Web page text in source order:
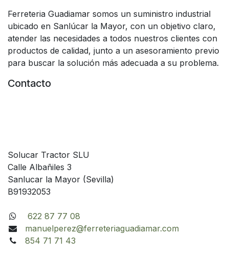
Ferreteria Guadiamar somos un suministro industrial
ubicado en Sanlúcar la Mayor, con un objetivo claro,
atender las necesidades a todos nuestros clientes con
productos de calidad, junto a un asesoramiento previo
para buscar la solución más adecuada a su problema.
Contacto
Solucar Tractor SLU
Calle Albañiles 3
Sanlucar la Mayor (Sevilla)
B91932053
622 87 77 08
manuelperez@ferreteriaguadiamar.com
854 71 71 43